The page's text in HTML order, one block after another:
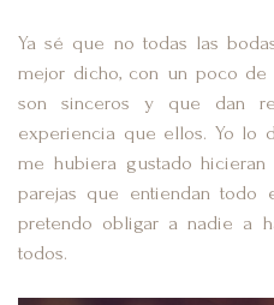
Ya sé que no todas las
mejor dicho, con un poco
son sinceros y que dan
experiencia que ellos. Yo lo
me hubiera gustado
parejas que entiendan todo
pretendo obligar a nadie a
todos.